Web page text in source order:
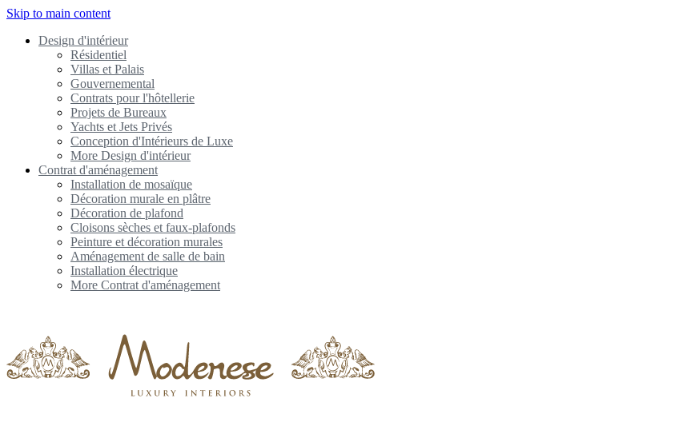
Skip to main content
Design d'intérieur
Résidentiel
Villas et Palais
Gouvernemental
Contrats pour l'hôtellerie
Projets de Bureaux
Yachts et Jets Privés
Conception d'Intérieurs de Luxe
More Design d'intérieur
Contrat d'aménagement
Installation de mosaïque
Décoration murale en plâtre
Décoration de plafond
Cloisons sèches et faux-plafonds
Peinture et décoration murales
Aménagement de salle de bain
Installation électrique
More Contrat d'aménagement